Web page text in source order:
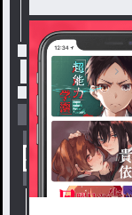
トップ
小説を探す
新着小説一覧